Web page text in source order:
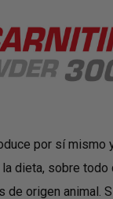
por sí mismo
dieta, sobre todo
de origen animal.